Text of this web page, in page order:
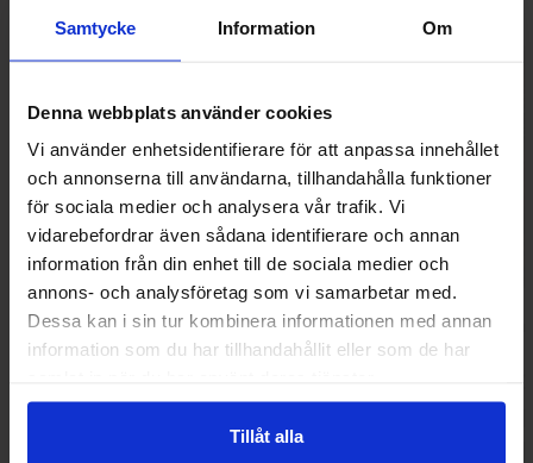
Samtycke Information Om
Denna webbplats använder cookies
Vi använder enhetsidentifierare för att anpassa innehållet
och annonserna till användarna, tillhandahålla funktioner
för sociala medier och analysera vår trafik. Vi
vidarebefordrar även sådana identifierare och annan
information från din enhet till de sociala medier och
annons- och analysföretag som vi samarbetar med.
Dessa kan i sin tur kombinera informationen med annan
information som du har tillhandahållit eller som de har
Tillåt alla
Ö-Chips IPA - Lime, Creme fraiche,
Chipotle 50g
Dr Fire Crisps